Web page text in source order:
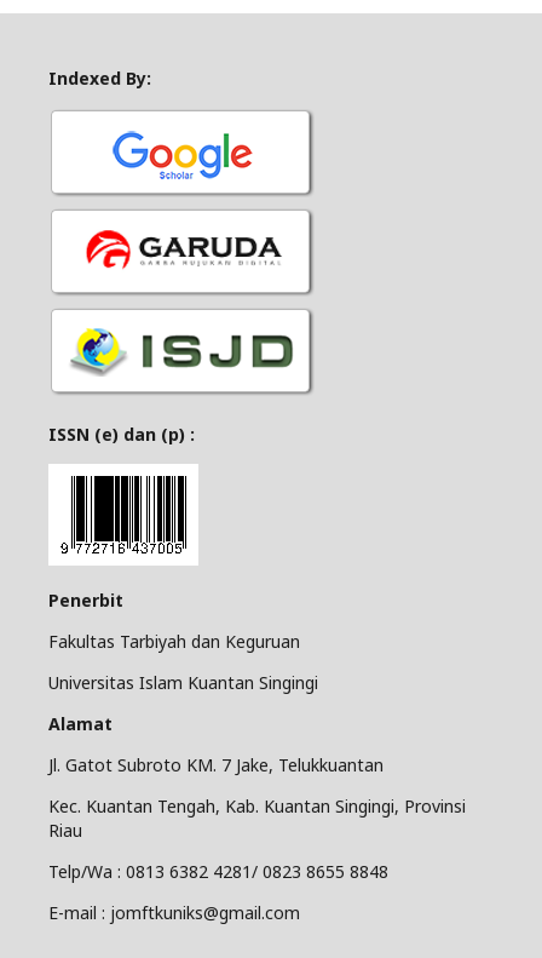
Indexed By:
ISSN (e) dan (p) :
Penerbit
Fakultas Tarbiyah dan Keguruan
Universitas Islam Kuantan Singingi
Alamat
Jl. Gatot Subroto KM. 7 Jake, Telukkuantan
Kec. Kuantan Tengah, Kab. Kuantan Singingi, Provinsi
Riau
Telp/Wa : 0813 6382 4281/ 0823 8655 8848
E-mail : jomftkuniks@gmail.com